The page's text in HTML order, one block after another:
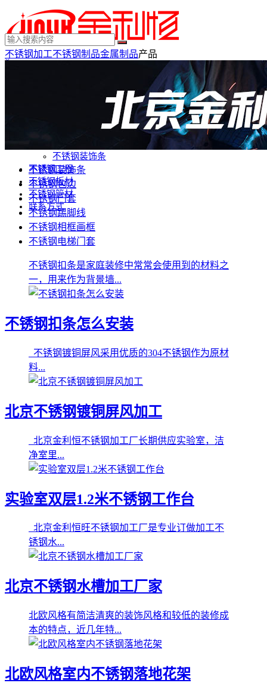
×
不锈钢装饰条
不锈钢工程
不锈钢板材
不锈钢管材
联系方式
不锈钢加工不锈钢制品金属制品产品
不锈钢装饰条
不锈钢包边
不锈钢门套
不锈钢踢脚线
不锈钢相框画框
不锈钢电梯门套
不锈钢扣条是家庭装修中常常会使用到的材料之
一，用来作为背景墙...
不锈钢扣条怎么安装
不锈钢镀铜屏风采用优质的304不锈钢作为原材
料...
北京不锈钢镀铜屏风加工
北京金利恒不锈钢加工厂长期供应实验室，洁
净室里...
实验室双层1.2米不锈钢工作台
北京金利恒旺不锈钢加工厂是专业订做加工不
锈钢水...
北京不锈钢水槽加工厂家
北欧风格有简洁清爽的装饰风格和较低的装修成
本的特点，近几年特...
北欧风格室内不锈钢落地花架